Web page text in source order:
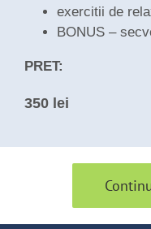
exercitii de
BONUS –
PRET:
350 lei